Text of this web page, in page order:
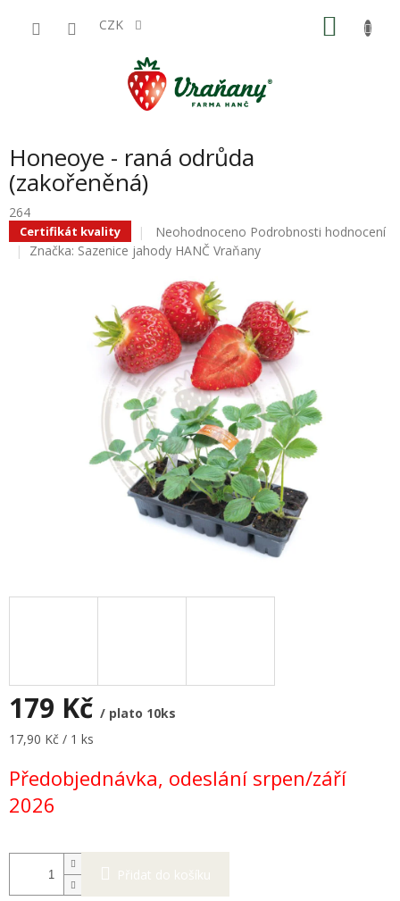
CZK
Honeoye - raná odrůda
(zakořeněná)
264
Certifikát kvality
Průměrné
hodnocení
produktu
0,0
z
5
hvězdiček.
Neohodnoceno Podrobnosti hodnocení
Značka: Sazenice jahody HANČ Vraňany
179 Kč / plato 10ks
Měrná
17,90 Kč / 1 ks
Předobjednávka, odeslání srpen/září
2026
Přidat do košíku